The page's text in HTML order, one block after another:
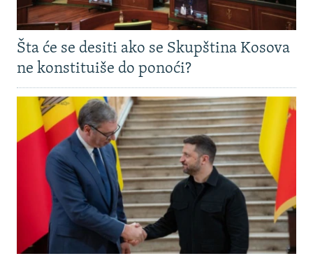
Šta će se desiti ako se Skupština Kosova
ne konstituiše do ponoći?